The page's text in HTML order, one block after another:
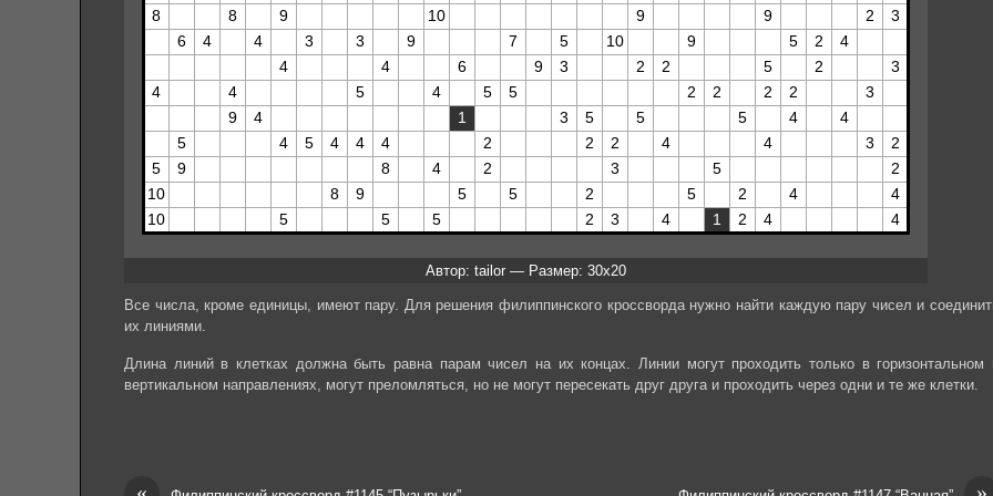
Автор: tailor — Размер: 30x20
Все числа, кроме единицы, имеют пару. Для решения филиппинского кроссворда нужно найти каждую пару чисел и
их линиями.
Длина линий в клетках должна быть равна парам чисел на их концах. Линии могут проходить только в горизонтальном
вертикальном направлениях, могут преломляться, но не могут пересекать друг друга и проходить через одни и те же клетки.